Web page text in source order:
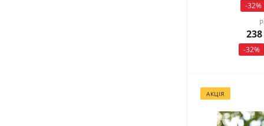
-32%
238
-32%
АКЦІЯ